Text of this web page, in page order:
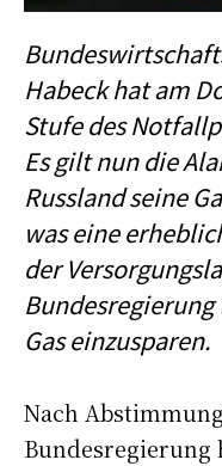
Habeck hat am
Stufe des
Es gilt nun die
Russland seine
was eine
der
Gas einzusparen.
Nach
Bundesregierung